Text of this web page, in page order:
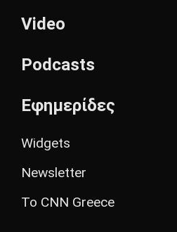
Video
Podcasts
Εφημερίδες
Widgets
Newsletter
Το CNN Greece